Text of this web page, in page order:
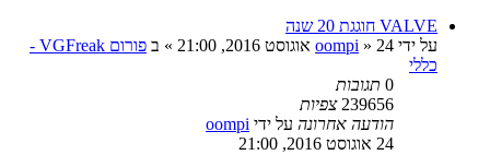
VALVE חוגגת 20 שנה
על ידי
oompi » 24 אוגוסט 2016, 21:00 » ב
פורום VGFreak -
כללי
0 תגובות
239656 צפיות
הודעה אחרונה על ידי oompi
24 אוגוסט 2016, 21:00